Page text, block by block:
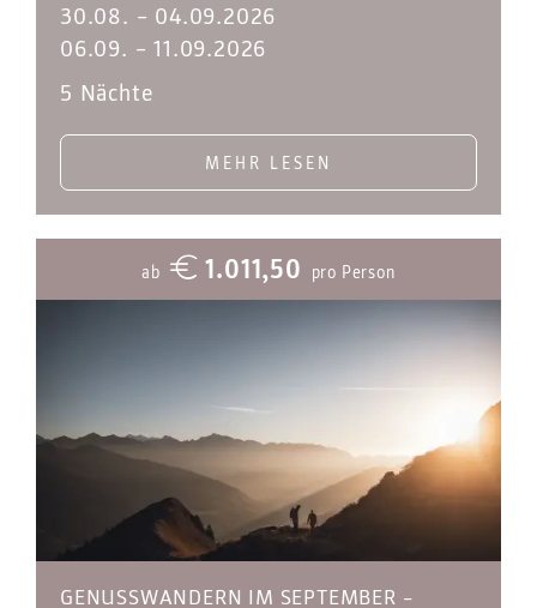
30.08. – 04.09.2026
06.09. –11.09.2026
5 Nächte
MEHR LESEN
ab 1.011,50 pro Person
GENUSSWANDERN IM SEPTEMBER –